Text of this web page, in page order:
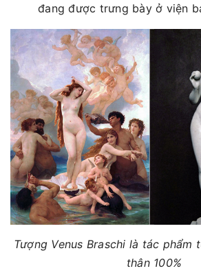
đang được trưng bày ở viện
Tượng Venus Braschi là tác phẩm
thân 100%